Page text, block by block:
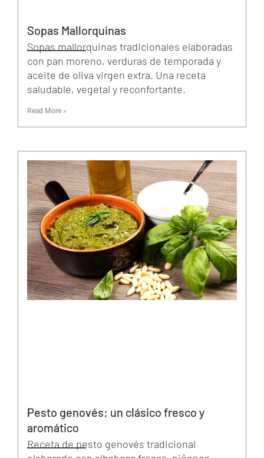
Sopas Mallorquinas
Sopas mallorquinas tradicionales elaboradas
con pan moreno, verduras de temporada y
aceite de oliva virgen extra. Una receta
saludable, vegetal y reconfortante.
Read More »
Pesto genovés: un clásico fresco y
aromático
Receta de pesto genovés tradicional